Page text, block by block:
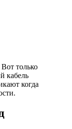
только
кабель
когда